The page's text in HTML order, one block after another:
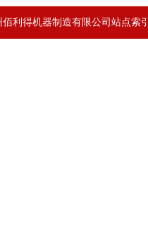
利得机器制造有限公司 站点索引